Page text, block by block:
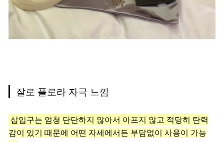
잘로 플로라 자극 느낌
삽입구는 엄청 단단하지 않아서 아프지 않고 적당히 탄력
감이 있기 때문에 어떤 자세에서든 부담없이 사용이 가능